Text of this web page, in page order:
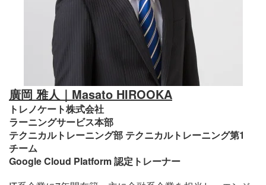
廣岡 雅人｜Masato HIROOKA
トレノケート株式会社
ラーニングサービス本部
テクニカルトレーニング部 テクニカルトレーニング第1
チーム
Google Cloud Platform 認定トレーナー